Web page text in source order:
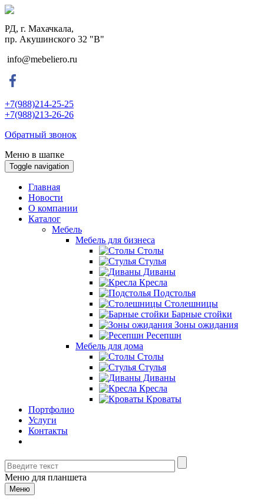
РД, г. Махачкала,
пр. Акушинского 32 "В"
info@mebeliero.ru
+7(988)214-25-25
+7(988)213-26-26
Обратный звонок
Меню в шапке
Toggle navigation
Главная
Новости
О компании
Каталог
Мебель
Мебель для бизнеса
Столы
Стулья
Диваны
Кресла
Подстолья
Столешницы
Барные стойки
Зоны ожидания
Ресепшн
Мебель для дома
Столы
Стулья
Диваны
Кресла
Кроваты
Портфолио
Услуги
Контакты
Меню для планшета
Меню